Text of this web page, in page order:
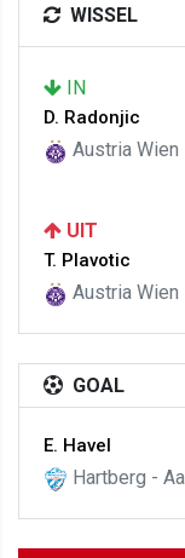
WISSEL
IN
D. Radonjic
Austria
UIT
T. Plavotic
Austria
GOAL
E. Havel
Hartberg -